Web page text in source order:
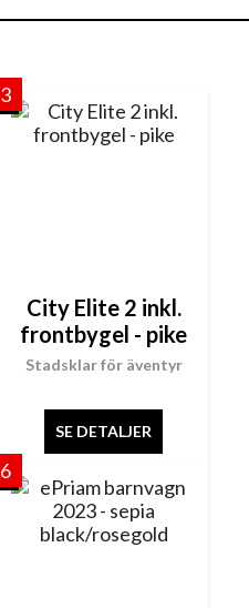
3
Stadsklar för äventyr
City Elite 2 inkl.
frontbygel - pike
SE DETALJER
6